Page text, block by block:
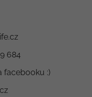
684
facebooku :)